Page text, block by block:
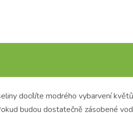
docílíte modrého vybarvení
budou dostatečně zásobené